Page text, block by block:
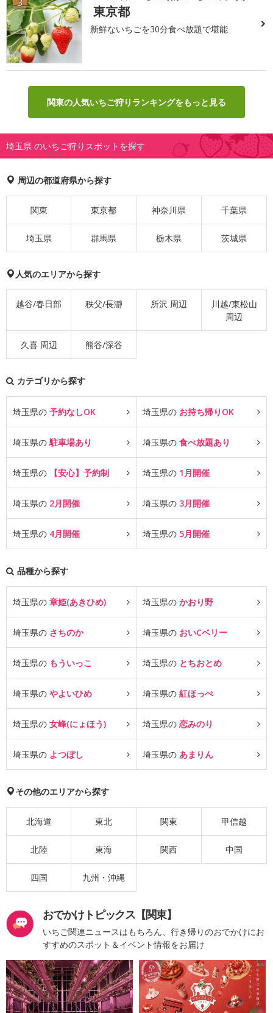
東京都
新鮮ないちごを30分食べ放題で堪能
関東の人気いちご狩りランキングをもっと見る
埼玉県 のいちご狩りスポットを探す
周辺の都道府県から探す
関東 東京都 神奈川県 千葉県
埼玉県 群馬県 栃木県 茨城県
人気のエリアから探す
越谷/春日部 秩父/長瀞 所沢 周辺
川越/東松山
周辺
久喜 周辺 熊谷/深谷
カテゴリから探す
埼玉県の 予約なしOK 埼玉県の お持ち帰りOK
埼玉県の駐車場あり 埼玉県の 食べ放題あり
埼玉県の 【安心】予約制 埼玉県の 1月開催
埼玉県の 2月開催 埼玉県の 3月開催
埼玉県の 4月開催 埼玉県の 5月開催
品種から探す
埼玉県の 章姫(あきひめ) 埼玉県の かおり野
埼玉県の さちのか 埼玉県の おいCベリー
埼玉県の もういっこ 埼玉県の とちおとめ
埼玉県の やよいひめ 埼玉県の 紅ほっぺ
埼玉県の 女峰(にょほう) 埼玉県の 恋みのり
埼玉県の よつぼし 埼玉県の あまりん
その他のエリアから探す
北海道 東北 関東 甲信越
北陸 東海 関西 中国
四国 九州・沖縄
おでかけトピックス【関東】
いちご関連ニュースはもちろん、行き帰りのおでかけにお
すすめのスポット＆イベント情報をお届け